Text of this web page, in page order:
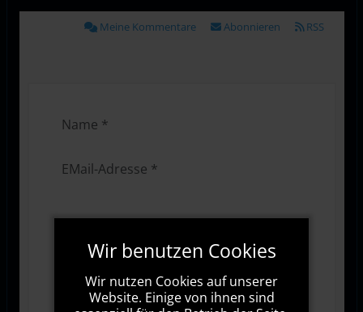
Meine Kommentare Abonnieren RSS
Wir benutzen Cookies
Wir nutzen Cookies auf unserer
Website. Einige von ihnen sind